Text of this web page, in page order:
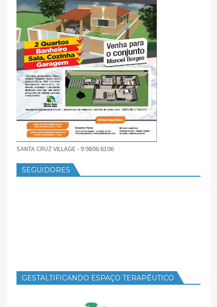
SANTA CRUZ VILLAGE - 9 9806 6106
SEGUIDORES
GESTALTIFICANDO ESPAÇO TERAPÊUTICO